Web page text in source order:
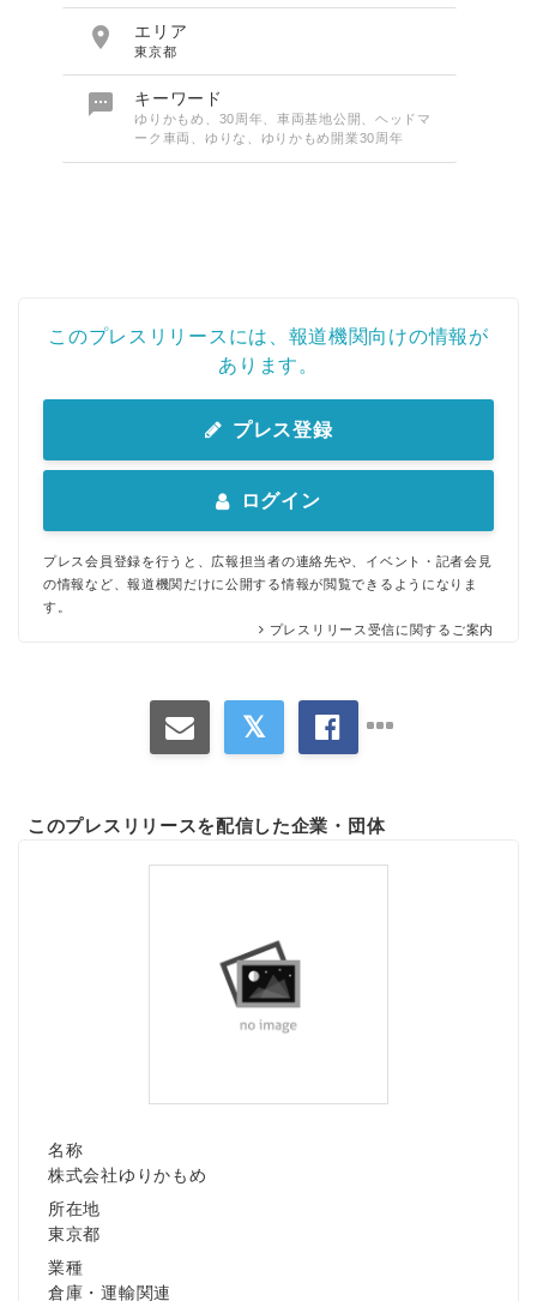
 エリア
東京都
 キーワード
ゆりかもめ、30周年、車両基地公開、ヘッドマ
ーク車両、ゆりな、ゆりかもめ開業30周年
このプレスリリースには、報道機関向けの情報が
あります。
プレス登録
ログイン
プレス会員登録を行うと、広報担当者の連絡先や、イベント・記者会見
の情報など、報道機関だけに公開する情報が閲覧できるようになりま
す。
プレスリリース受信に関するご案内
このプレスリリースを配信した企業・団体
名称
株式会社ゆりかもめ
所在地
東京都
業種
倉庫・運輸関連